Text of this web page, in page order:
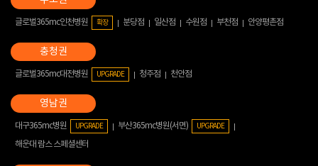
글로벌365mc인천병원 확장 분당점 일산점 수원점 부천점 안양평촌점
글로벌365mc대전병원 UPGRADE 청주점 천안점
대구365mc병원 UPGRADE 부산365mc병원(서면) UPGRADE
해운대 람스 스페셜센터